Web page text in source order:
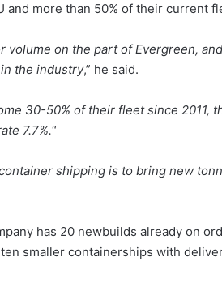
and more than 50% of their current
volume on the part of Evergreen,
the industry,” he said.
30-50% of their fleet since 2011,
7.7%.“
shipping is to bring new
has 20 newbuilds already on
smaller containerships with